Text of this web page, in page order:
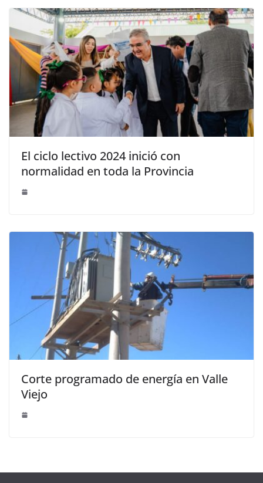
El ciclo lectivo 2024 inició con
normalidad en toda la Provincia
Corte programado de energía en Valle
Viejo